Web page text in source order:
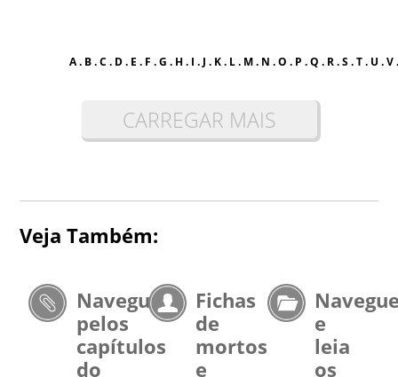
A. B.C . D. E . F .G . H. I . J . K. L. M. N .O . P .Q . R.S.T. U .V.
CARREGAR MAIS
Veja Também:
Navegue
pelos
capítulos
do
Fichas
de
mortos
e
e
leia
os